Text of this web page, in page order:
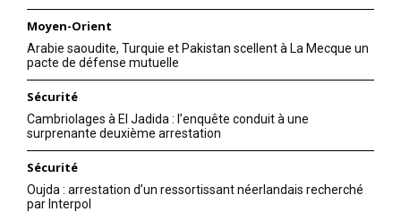
Moyen-Orient
Arabie saoudite, Turquie et Pakistan scellent à La Mecque un
pacte de défense mutuelle
Sécurité
Cambriolages à El Jadida : l’enquête conduit à une
surprenante deuxième arrestation
Sécurité
Oujda : arrestation d’un ressortissant néerlandais recherché
par Interpol